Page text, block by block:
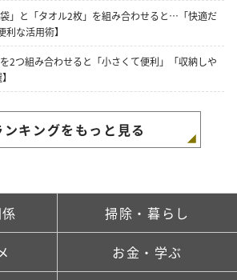
袋」と「タオル2枚」を組み合わせると…「快適だ
な活用術】
2つ組み合わせると「小さくて便利」「収納しや
ンキングをもっと見る
掃除・暮らし
お金・学ぶ